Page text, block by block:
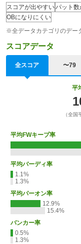
スコアが出やすいパット数
OBになりにくい
※全データカテゴリのデー
スコアデータ
全スコア 〜79
平
（全国
平均FWキープ率
平均バーディ率
1.1%
1.3%
平均パーオン率
12.9%
15.4%
バンカー率
0.5%
1.3%